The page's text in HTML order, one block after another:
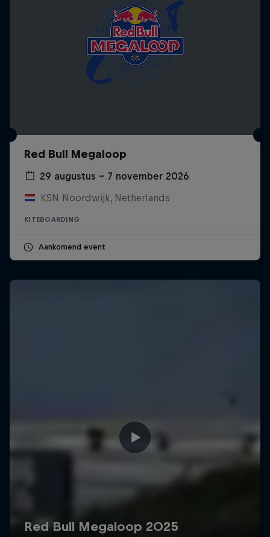
Red Bull Megaloop
29 augustus – 7 november 2026
KSN Noordwijk, Netherlands
KITEBOARDING
Aankomend event